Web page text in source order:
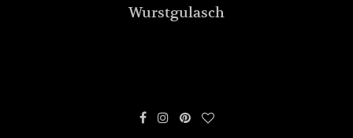
Wurstgulasch